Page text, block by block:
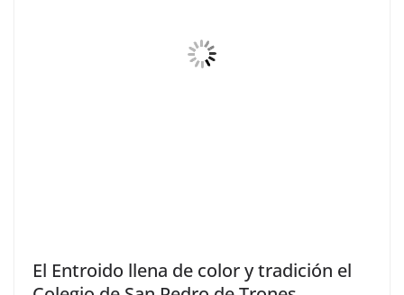
El Entroido llena de color y tradición el